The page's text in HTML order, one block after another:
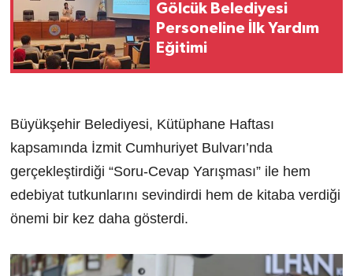
Gölcük Belediyesi
Personeline İlk Yardım
Eğitimi
Büyükşehir Belediyesi, Kütüphane Haftası
kapsamında İzmit Cumhuriyet Bulvarı’nda
gerçekleştirdiği “Soru-Cevap Yarışması” ile hem
edebiyat tutkunlarını sevindirdi hem de kitaba verdiği
önemi bir kez daha gösterdi.